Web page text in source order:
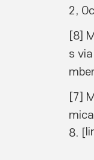
2,
[8]
s
mber
[7]
8. [